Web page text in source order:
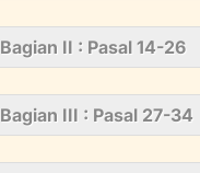
o
o
k
p
p
n
dl
y
Bagian II : Pasal 14-26
Bagian III : Pasal 27-34